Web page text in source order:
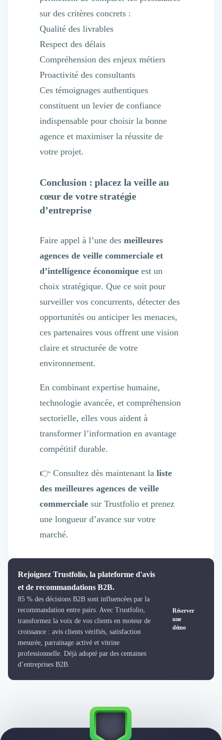
sur des critères concrets :
Qualité des livrables
Respect des délais
Compréhension des enjeux métiers
Proactivité des consultants
Ces témoignages authentiques
constituent un levier de confiance
indispensable pour choisir la bonne
agence et maximiser la réussite de
votre projet.
Conclusion : placez la veille au
cœur de votre stratégie
d’entreprise
Faire appel à l’une des meilleures
agences de veille commerciale et
d’intelligence économique est un
choix stratégique. Que ce soit pour
surveiller vos concurrents, détecter des
opportunités ou anticiper les menaces,
ces partenaires vous offrent une vision
claire et structurée de votre
environnement.
En combinant expertise humaine,
technologie avancée, et compréhension
sectorielle, elles vous aident à
transformer l’information en avantage
compétitif durable.
👉 Consultez dès maintenant la liste
des meilleures agences de veille
commerciale sur Trustfolio et prenez
une longueur d’avance sur votre
marché.
Rejoignez Trustfolio, la plateforme d'avis
et de recommandations B2B.
85 % des décisions B2B sont influencées par la
recommandation entre pairs. Avec Trustfolio,
transformez la voix de vos clients en moteur de
croissance : avis clients vérifiés, satisfaction
mesurée, parrainage activé et vitrine
professionnelle. Déjà adopté par des centaines
d’entreprises B2B.
Réserver
une
démo